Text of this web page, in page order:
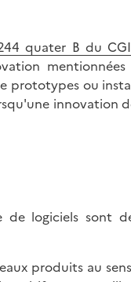
quater B du CGI
prototypes ou
innovation
de logiciels sont
produits au